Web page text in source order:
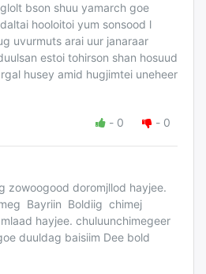
bson shuu yamarch goe
hooloitoi yum sonsood l
uvurmuts arai uur janaraar
estoi tohirson shan hosuud
husey amid hugjimtei uneheer
- 0 - 0
zowoogood doromjllod hayjee.
Bayriin Boldiig chimej
hayjee. chuluunchimegeer
duuldag baisiim Dee bold